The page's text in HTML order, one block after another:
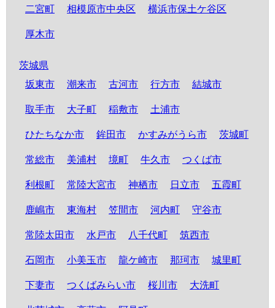
二宮町 相模原市中央区 横浜市保土ケ谷区
厚木市
茨城県
坂東市
潮来市 古河市 行方市 結城市
取手市 大子町 稲敷市 土浦市
ひたちなか市 鉾田市 かすみがうら市 茨城町
常総市 美浦村 境町 牛久市 つくば市
利根町 常陸大宮市 神栖市 日立市 五霞町
鹿嶋市 東海村 笠間市 河内町 守谷市
常陸太田市 水戸市 八千代町 筑西市
石岡市 小美玉市 龍ケ崎市 那珂市 城里町
下妻市 つくばみらい市 桜川市 大洗町